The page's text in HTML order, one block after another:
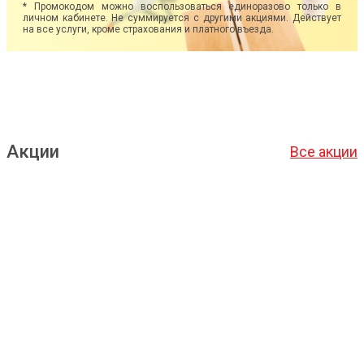
* Промокодом можно воспользоваться единоразово только в
личном кабинете. Не суммируется с другими акциями. Действует
на все услуги, кроме страхования и платного въезда.
Акции Все акции